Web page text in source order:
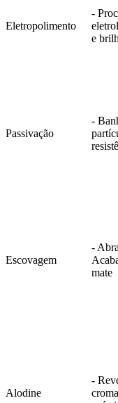
Eletropolimento
-
e
Passivação
-
Escovagem
-
mate
Alodine
-